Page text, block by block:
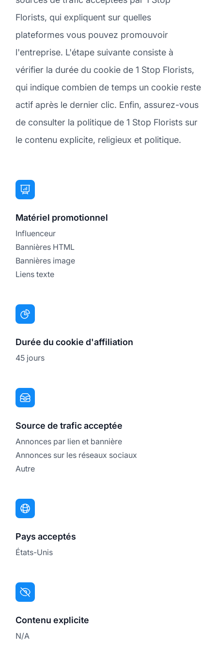
Florists, qui expliquent sur quelles
plateformes vous pouvez promouvoir
l'entreprise. L'étape suivante consiste à
vérifier la durée du cookie de 1 Stop Florists,
qui indique combien de temps un cookie reste
actif après le dernier clic. Enfin, assurez-vous
de consulter la politique de 1 Stop Florists sur
le contenu explicite, religieux et politique.
Matériel promotionnel
Influenceur
Bannières HTML
Bannières image
Liens texte
Durée du cookie d'affiliation
45 jours
Source de trafic acceptée
Annonces par lien et bannière
Annonces sur les réseaux sociaux
Autre
Pays acceptés
États-Unis
Contenu explicite
N/A